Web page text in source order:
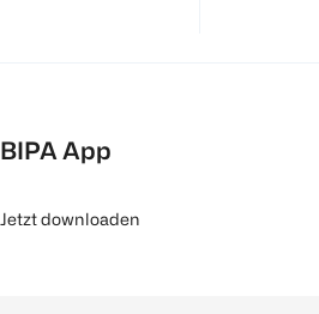
BIPA App
Jetzt downloaden